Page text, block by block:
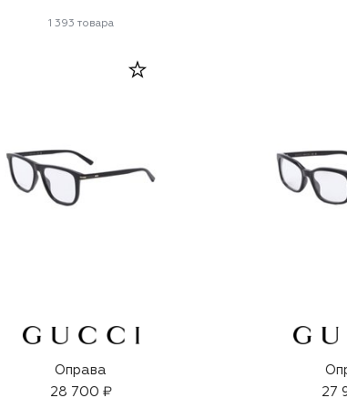
1 393 товара
Оправа
28 700 ₽
27